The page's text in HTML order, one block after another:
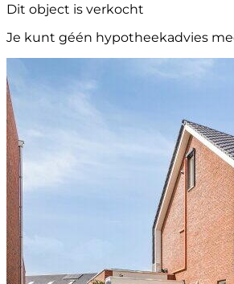
Dit object is verkocht
Je kunt géén hypotheekadvies